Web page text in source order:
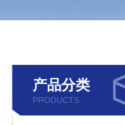
产品分类
PRODUCTS